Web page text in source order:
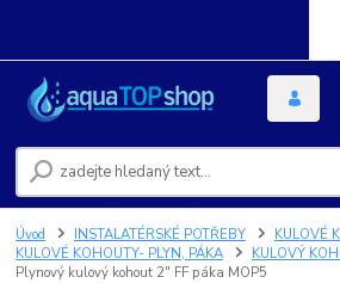
Úvod INSTALATÉRSKÉ POTŘEBY
KULOVÉ
KULOVÉ KOHOUTY- PLYN, PÁKA
KULOVÝ
Plynový kulový kohout 2" FF páka MOP5